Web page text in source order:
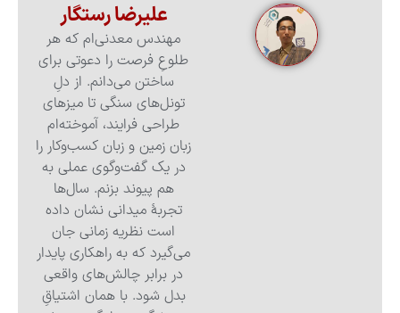
علیرضا رستگار
مهندس معدنی‌ام که هر
طلوعِ فرصت را دعوتی برای
ساختن می‌دانم. از دلِ
تونل‌های سنگی تا میزهای
طراحی فرایند، آموخته‌ام
زبان زمین و زبان کسب‌وکار را
در یک گفت‌وگوی عملی به
هم پیوند بزنم. سال‌ها
تجربهٔ میدانی نشان داده
است نظریه زمانی جان
می‌گیرد که به راهکاری پایدار
در برابر چالش‌های واقعی
بدل شود. با همان اشتیاقِ